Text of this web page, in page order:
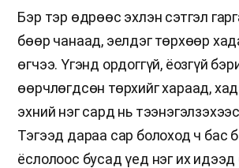
Бэр тэр өдрөөс эхлэн сэтгэл
бөөр чанаад, эелдэг төрхөөр
өгчээ. Үгэнд ордоггүй, ёозгүй
өөрчлөгдсөн төрхийг хараад,
эхний нэг сард нь
Тэгээд дараа сар болоход ч бас
ёслолоос бусад үед нэг их идээд